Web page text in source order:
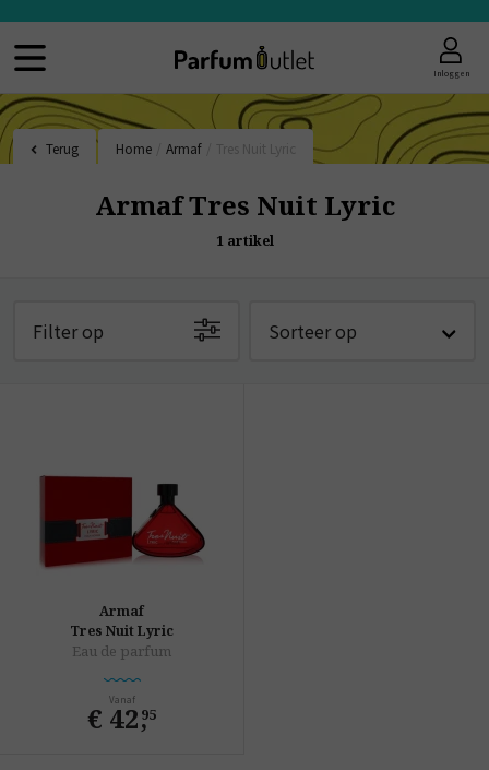
Inloggen
Terug Home Armaf
Armaf Tres Nuit Lyric
1 artikel
Filter op Sorteer op
Armaf
Tres Nuit Lyric
Eau de parfum
Vanaf
€ 42,
95